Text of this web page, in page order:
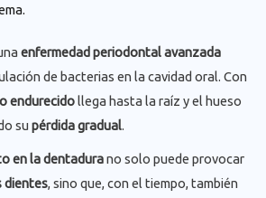
enfermedad periodontal avanzada
de bacterias en la cavidad oral. Con
endurecidollega hasta la raíz y el hueso
su pérdida gradual.
en la dentadurano solo puede provocar
dientes, sino que, con el tiempo, también